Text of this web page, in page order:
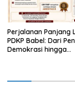
Perjalanan Panjang
PDKP Babel: Dari
Demokrasi hingga